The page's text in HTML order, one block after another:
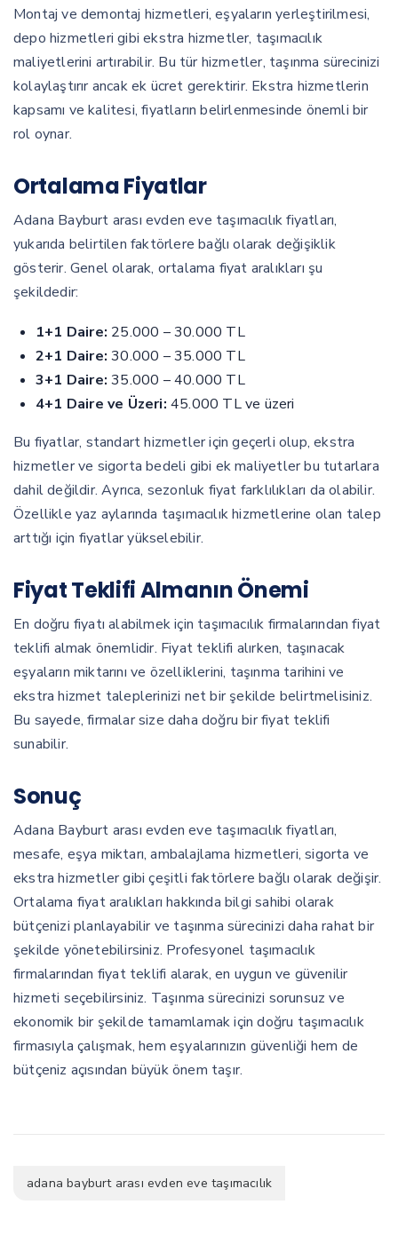
Montaj ve demontaj hizmetleri, eşyaların yerleştirilmesi,
depo hizmetleri gibi ekstra hizmetler, taşımacılık
maliyetlerini artırabilir. Bu tür hizmetler, taşınma sürecinizi
kolaylaştırır ancak ek ücret gerektirir. Ekstra hizmetlerin
kapsamı ve kalitesi, fiyatların belirlenmesinde önemli bir
rol oynar.
Ortalama Fiyatlar
Adana Bayburt arası evden eve taşımacılık fiyatları,
yukarıda belirtilen faktörlere bağlı olarak değişiklik
gösterir. Genel olarak, ortalama fiyat aralıkları şu
şekildedir:
1+1 Daire: 25.000 – 30.000 TL
2+1 Daire: 30.000 – 35.000 TL
3+1 Daire: 35.000 – 40.000 TL
4+1 Daire ve Üzeri: 45.000 TL ve üzeri
Bu fiyatlar, standart hizmetler için geçerli olup, ekstra
hizmetler ve sigorta bedeli gibi ek maliyetler bu tutarlara
dahil değildir. Ayrıca, sezonluk fiyat farklılıkları da olabilir.
Özellikle yaz aylarında taşımacılık hizmetlerine olan talep
arttığı için fiyatlar yükselebilir.
Fiyat Teklifi Almanın Önemi
En doğru fiyatı alabilmek için taşımacılık firmalarından fiyat
teklifi almak önemlidir. Fiyat teklifi alırken, taşınacak
eşyaların miktarını ve özelliklerini, taşınma tarihini ve
ekstra hizmet taleplerinizi net bir şekilde belirtmelisiniz.
Bu sayede, firmalar size daha doğru bir fiyat teklifi
sunabilir.
Sonuç
Adana Bayburt arası evden eve taşımacılık fiyatları,
mesafe, eşya miktarı, ambalajlama hizmetleri, sigorta ve
ekstra hizmetler gibi çeşitli faktörlere bağlı olarak değişir.
Ortalama fiyat aralıkları hakkında bilgi sahibi olarak
bütçenizi planlayabilir ve taşınma sürecinizi daha rahat bir
şekilde yönetebilirsiniz. Profesyonel taşımacılık
firmalarından fiyat teklifi alarak, en uygun ve güvenilir
hizmeti seçebilirsiniz. Taşınma sürecinizi sorunsuz ve
ekonomik bir şekilde tamamlamak için doğru taşımacılık
firmasıyla çalışmak, hem eşyalarınızın güvenliği hem de
bütçeniz açısından büyük önem taşır.
adana bayburt arası evden eve taşımacılık